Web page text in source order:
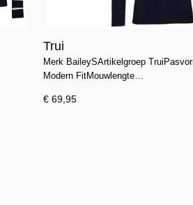
Trui
Merk BaileySArtikelgroep
Modern FitMouwlengte…
€ 69,95